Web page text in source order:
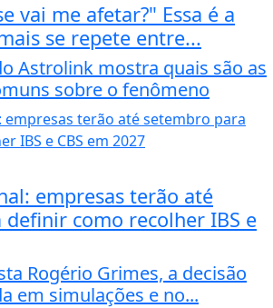
vai me afetar?" Essa é a
se repete entre...
Astrolink mostra quais são as
sobre o fenômeno
empresas terão até
como recolher IBS e
Rogério Grimes, a decisão
em simulações e no...